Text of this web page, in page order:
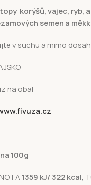
korýšů, vajec, ryb,
semen a
v suchu a mimo
na obal
100g
1359 kJ/ 322 kcal,